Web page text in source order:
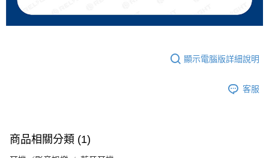
顯示電腦版詳細說明
客服
商品相關分類 (1)